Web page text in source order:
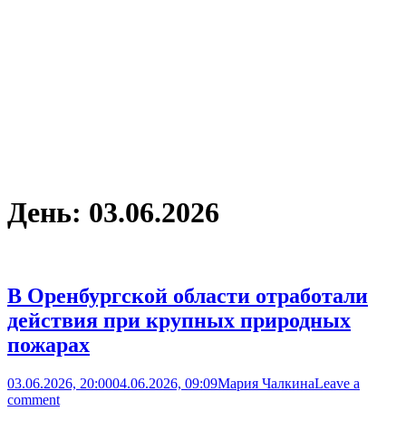
День: 03.06.2026
В Оренбургской области отработали
действия при крупных природных
пожарах
03.06.2026, 20:0004.06.2026, 09:09Мария ЧалкинаLeave a
comment